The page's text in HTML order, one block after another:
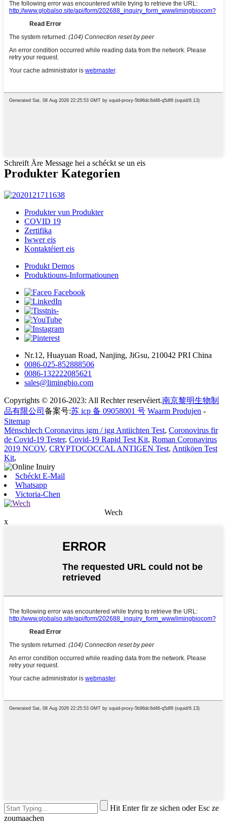
Schreift Äre Message hei a schéckt se un eis
Produkter Kategorien
Produkter vun Produkter
COVID 19
Zertifika
Iwwer eis
Kontaktéiert eis
Produkt Demos
Produktiouns-Informatiounen
Nr.12, Huayuan Road, Nanjing, JiGsu, 210042 PRI China
0086-025-852888506
0086-132222085621
sales@limingbio.com
Copyrights © 2016-2023: All Rechter reservéiert.南京黎明生物制
品有限公司 备案号:苏 icp 备 09058001 号 Waarm Produjen -
Sitemap
Mënschlech Coronavirus igm / igg Antiichten Test, Coronovirus fir
de Covid-19 Tester, Covid-19 Rapid Test Kit, Roman Coronavirus
2019 NCOV, CRYPTOCOCCAL ANTIGEN Test, Antiköen Test
Kit,
Schéckt E-Mail
Whatsapp
Victoria-Chen
Wech
x
Hit Enter fir ze sichen oder Esc ze
zoumaachen